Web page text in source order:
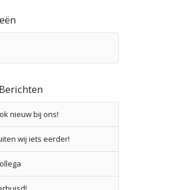
nieuw bij ons!
wij iets eerder!